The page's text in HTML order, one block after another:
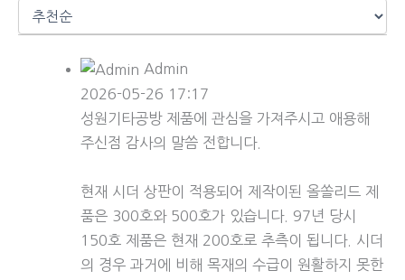
Admin
2026-05-26 17:17
성원기타공방 제품에 관심을 가져주시고 애용해
주신점 감사의 말씀 전합니다.
현재 시더 상판이 적용되어 제작이된 올쏠리드 제
품은 300호와 500호가 있습니다. 97년 당시
150호 제품은 현재 200호로 추측이 됩니다. 시더
의 경우 과거에 비해 목재의 수급이 원활하지 못한